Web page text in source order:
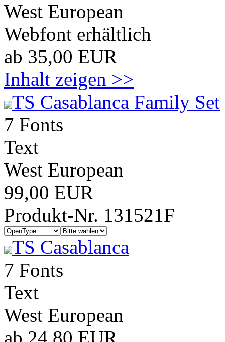
West European
Webfont erhältlich
ab 35,00 EUR
Inhalt zeigen >>
TS Casablanca Family Set
7 Fonts
Text
West European
99,00 EUR
Produkt-Nr. 131521F
TS Casablanca
7 Fonts
Text
West European